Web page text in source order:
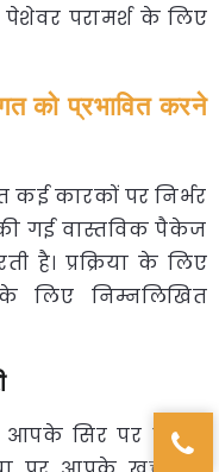
परामर्श के लिए
को प्रभावित करने
कई कारकों पर निर्भर
गई वास्तविक पैकेज
है। प्रक्रिया के लिए
लिए निम्नलिखित
सिर पर जितने